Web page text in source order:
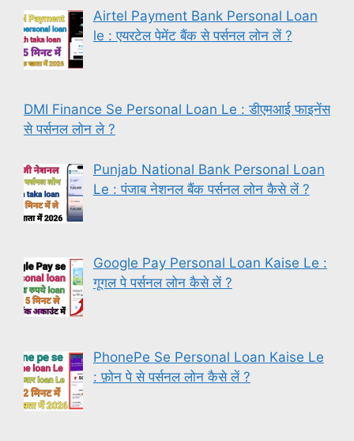
Airtel Payment Bank Personal Loan
le : एयरटेल पेमेंट बैंक से पर्सनल लोन लें ?
DMI Finance Se Personal Loan Le : डीएमआई फाइनेंस
से पर्सनल लोन ले ?
Punjab National Bank Personal Loan
Le : पंजाब नेशनल बैंक पर्सनल लोन कैसे लें ?
Google Pay Personal Loan Kaise Le :
गूगल पे पर्सनल लोन कैसे लें ?
PhonePe Se Personal Loan Kaise Le
: फ़ोन पे से पर्सनल लोन कैसे लें ?